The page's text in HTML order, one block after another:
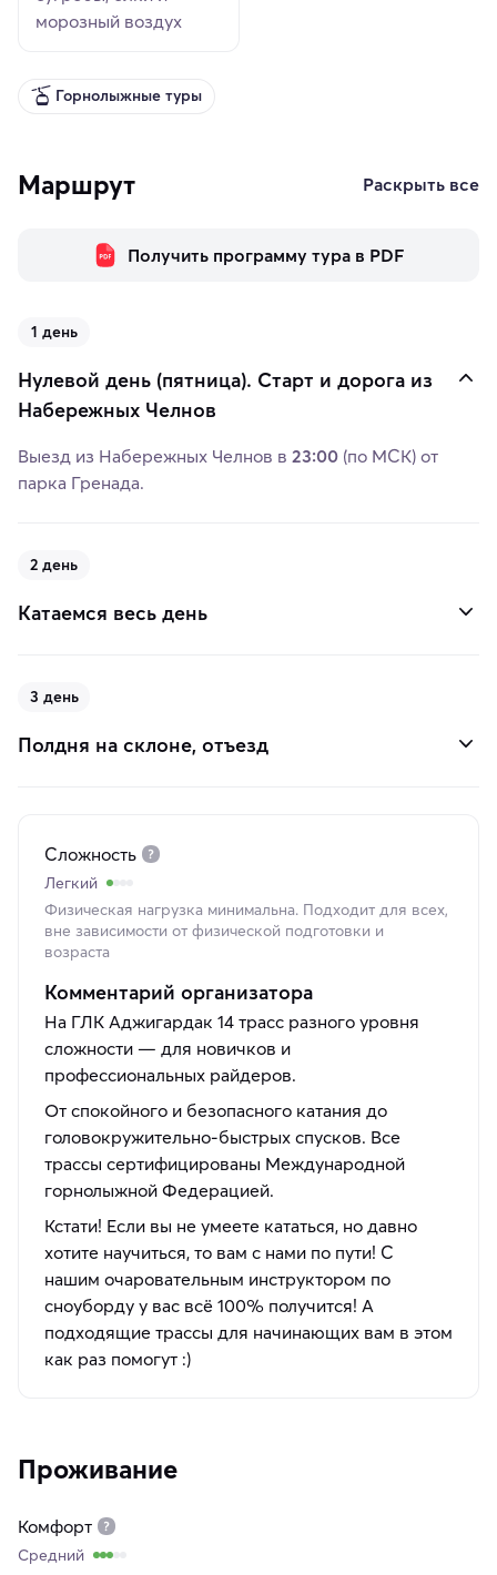
морозный воздух
Горнолыжные туры
Маршрут Раскрыть все
Получить программу тура в PDF
1 день
Нулевой день (пятница). Старт и дорога из
Набережных Челнов
Выезд из Набережных Челнов в 23:00 (по МСК) от
парка Гренада.
2 день
Катаемся весь день
3 день
Полдня на склоне, отъезд
Сложность
Легкий
Физическая нагрузка минимальна. Подходит для всех,
вне зависимости от физической подготовки и
возраста
Комментарий организатора
На ГЛК Аджигардак 14 трасс разного уровня
сложности — для новичков и
профессиональных райдеров.
От спокойного и безопасного катания до
головокружительно-быстрых спусков. Все
трассы сертифицированы Международной
горнолыжной Федерацией.
Кстати! Если вы не умеете кататься, но давно
хотите научиться, то вам с нами по пути! С
нашим очаровательным инструктором по
сноуборду у вас всё 100% получится! А
подходящие трассы для начинающих вам в этом
как раз помогут :)
Проживание
Комфорт
Средний